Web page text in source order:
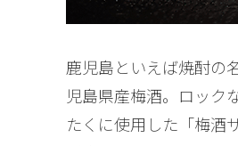
鹿児島といえば焼酎の
児島県産梅酒。ロック
たくに使用した「梅酒